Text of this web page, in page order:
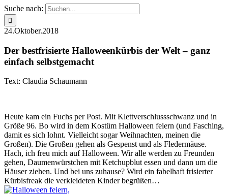
Suche nach:
24.Oktober.2018
Der bestfrisierte Halloweenkürbis der Welt – ganz
einfach selbstgemacht
Text: Claudia Schaumann
Heute kam ein Fuchs per Post. Mit Klettverschlussschwanz und in
Größe 96. Bo wird in dem Kostüm Halloween feiern (und Fasching,
damit es sich lohnt. Vielleicht sogar Weihnachten, meinen die
Großen). Die Großen gehen als Gespenst und als Fledermäuse.
Hach, ich freu mich auf Halloween. Wir alle werden zu Freunden
gehen, Daumenwürstchen mit Ketchupblut essen und dann um die
Häuser ziehen. Und bei uns zuhause? Wird ein fabelhaft frisierter
Kürbisfreak die verkleideten Kinder begrüßen…